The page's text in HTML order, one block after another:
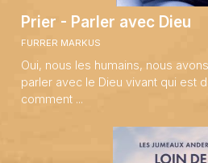
Prier - Parler avec Dieu
FURRER MARKUS
Oui, nous les humains, nous
parler avec le Dieu vivant qui est
comment ...